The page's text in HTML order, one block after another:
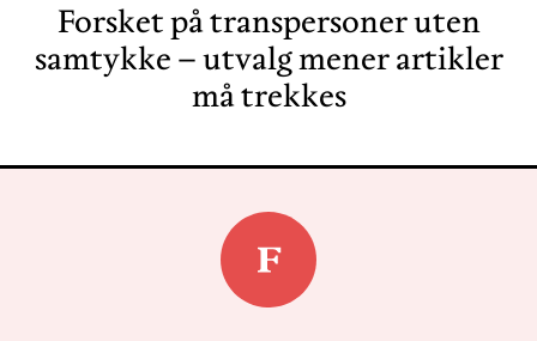
Forsket på transpersoner uten
samtykke – utvalg mener artikler
må trekkes